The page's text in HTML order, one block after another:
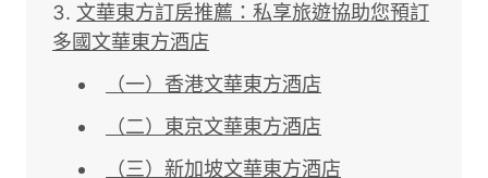
文華東方訂房推薦：私享旅遊協助您預訂
多國文華東方酒店
（一）香港文華東方酒店
（二）東京文華東方酒店
（三）新加坡文華東方酒店